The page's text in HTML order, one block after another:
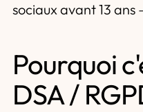
sociaux avant 13
Pourquoi
DSA /